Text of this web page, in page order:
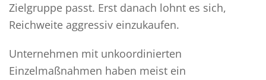
Zielgruppe passt. Erst danach lohnt es sich,
Reichweite aggressiv einzukaufen.
Unternehmen mit unkoordinierten
Einzelmaßnahmen haben meist ein